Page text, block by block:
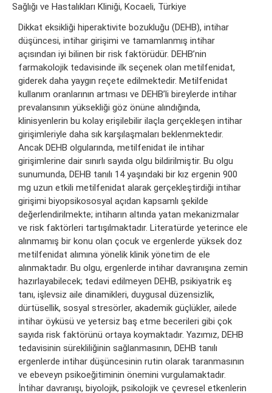
Sağlığı ve Hastalıkları Kliniği, Kocaeli, Türkiye
Dikkat eksikliği hiperaktivite bozukluğu (DEHB), intihar
düşüncesi, intihar girişimi ve tamamlanmış intihar
açısından iyi bilinen bir risk faktörüdür. DEHB’nin
farmakolojik tedavisinde ilk seçenek olan metilfenidat,
giderek daha yaygın reçete edilmektedir. Metilfenidat
kullanım oranlarının artması ve DEHB’li bireylerde intihar
prevalansının yüksekliği göz önüne alındığında,
klinisyenlerin bu kolay erişilebilir ilaçla gerçekleşen intihar
girişimleriyle daha sık karşılaşmaları beklenmektedir.
Ancak DEHB olgularında, metilfenidat ile intihar
girişimlerine dair sınırlı sayıda olgu bildirilmiştir. Bu olgu
sunumunda, DEHB tanılı 14 yaşındaki bir kız ergenin 900
mg uzun etkili metilfenidat alarak gerçekleştirdiği intihar
girişimi biyopsikososyal açıdan kapsamlı şekilde
değerlendirilmekte; intiharın altında yatan mekanizmalar
ve risk faktörleri tartışılmaktadır. Literatürde yeterince ele
alınmamış bir konu olan çocuk ve ergenlerde yüksek doz
metilfenidat alımına yönelik klinik yönetim de ele
alınmaktadır. Bu olgu, ergenlerde intihar davranışına zemin
hazırlayabilecek; tedavi edilmeyen DEHB, psikiyatrik eş
tanı, işlevsiz aile dinamikleri, duygusal düzensizlik,
dürtüsellik, sosyal stresörler, akademik güçlükler, ailede
intihar öyküsü ve yetersiz baş etme becerileri gibi çok
sayıda risk faktörünü ortaya koymaktadır. Yazımız, DEHB
tedavisinin sürekliliğinin sağlanmasının, DEHB tanılı
ergenlerde intihar düşüncesinin rutin olarak taranmasının
ve ebeveyn psikoeğitiminin önemini vurgulamaktadır.
İntihar davranışı, biyolojik, psikolojik ve çevresel etkenlerin